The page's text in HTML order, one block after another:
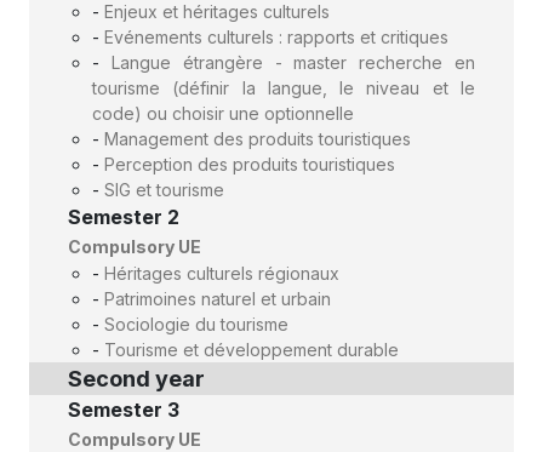
- Enjeux et héritages culturels
- Evénements culturels : rapports et critiques
- Langue étrangère - master recherche en
tourisme (définir la langue, le niveau et le
code) ou choisir une optionnelle
- Management des produits touristiques
- Perception des produits touristiques
- SIG et tourisme
Semester 2
Compulsory UE
- Héritages culturels régionaux
- Patrimoines naturel et urbain
- Sociologie du tourisme
- Tourisme et développement durable
Second year
Semester 3
Compulsory UE